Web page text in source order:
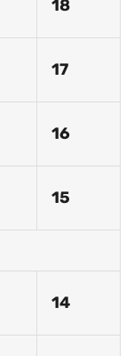
18
17
16
15
14